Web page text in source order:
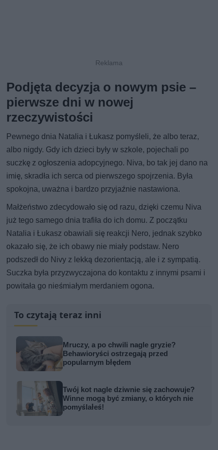
Podjęta decyzja o nowym psie –
pierwsze dni w nowej
rzeczywistości
Pewnego dnia Natalia i Łukasz pomyśleli, że albo teraz,
albo nigdy. Gdy ich dzieci były w szkole, pojechali po
suczkę z ogłoszenia adopcyjnego. Niva, bo tak jej dano na
imię, skradła ich serca od pierwszego spojrzenia. Była
spokojna, uważna i bardzo przyjaźnie nastawiona.
Małżeństwo zdecydowało się od razu, dzięki czemu Niva
już tego samego dnia trafiła do ich domu. Z początku
Natalia i Łukasz obawiali się reakcji Nero, jednak szybko
okazało się, że ich obawy nie miały podstaw. Nero
podszedł do Nivy z lekką dezorientacją, ale i z sympatią.
Suczka była przyzwyczajona do kontaktu z innymi psami i
powitała go nieśmiałym merdaniem ogona.
To czytają teraz inni
Mruczy, a po chwili nagle gryzie?
Behawioryści ostrzegają przed
popularnym błędem
Twój kot nagle dziwnie się zachowuje?
Winne mogą być zmiany, o których nie
pomyślałeś!